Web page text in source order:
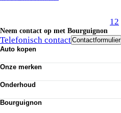
12
Neem contact op met Bourguignon
Telefonisch contactContactformulier
Auto kopen
Occasions
Elektrisch
Alle voorraad
Onze merken
Audi
Škoda
Onderhoud
Airco
Bourguignon